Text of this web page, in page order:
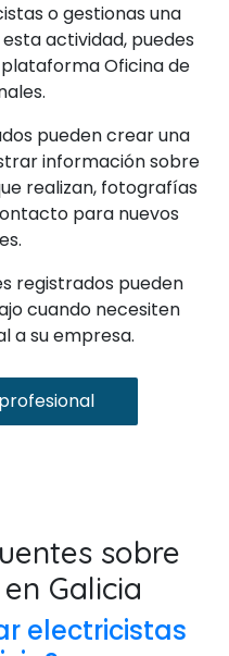
o gestionas una
actividad, puedes
Oficina de
pueden crear una
información sobre
realizan, fotografías
para nuevos
registrados pueden
cuando necesiten
a su empresa.
sobre
Galicia
electricistas